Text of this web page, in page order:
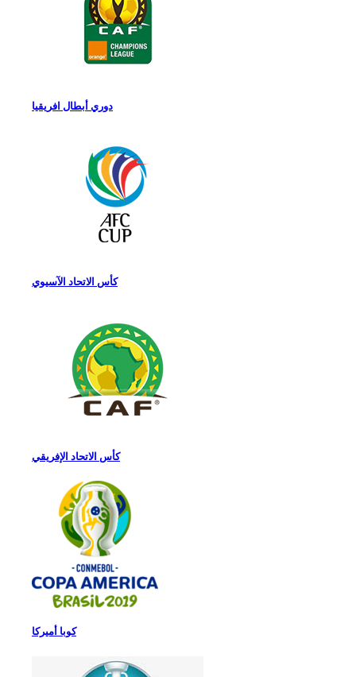
دوري أبطال افريقيا
كأس الاتحاد الآسيوي
كأس الاتحاد الإفريقي
كوبا أميركا